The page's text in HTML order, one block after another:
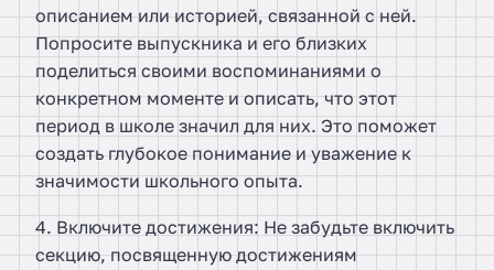
описанием или историей, связанной с ней.
Попросите выпускника и его близких
поделиться своими воспоминаниями о
конкретном моменте и описать, что этот
период в школе значил для них. Это поможет
создать глубокое понимание и уважение к
значимости школьного опыта.
4. Включите достижения: Не забудьте включить
секцию, посвященную достижениям